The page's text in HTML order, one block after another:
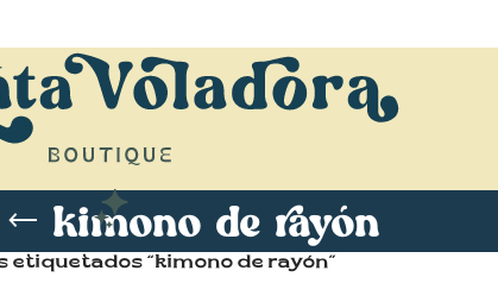
kimono de rayón
etiquetados “kimono de rayón”